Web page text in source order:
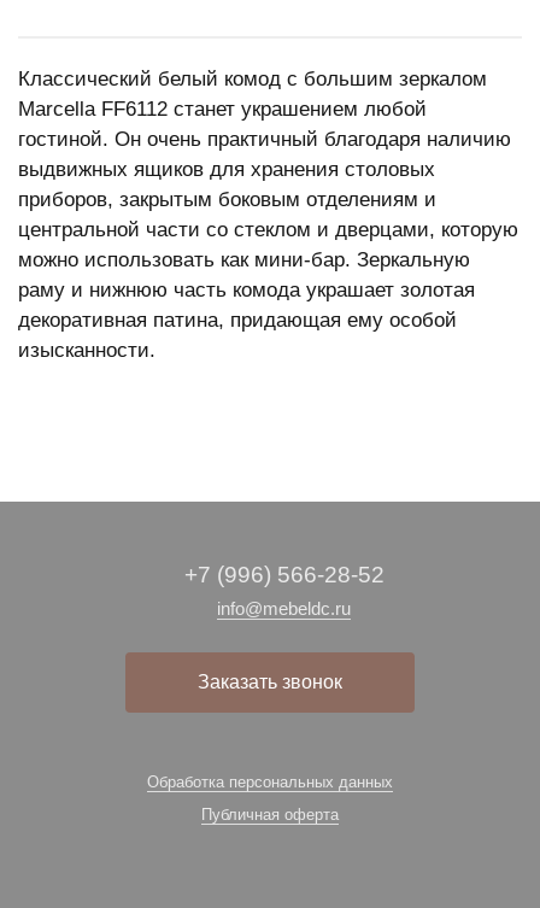
Классический белый комод с большим зеркалом
Marcella FF6112 станет украшением любой
гостиной. Он очень практичный благодаря наличию
выдвижных ящиков для хранения столовых
приборов, закрытым боковым отделениям и
центральной части со стеклом и дверцами, которую
можно использовать как мини-бар. Зеркальную
раму и нижнюю часть комода украшает золотая
декоративная патина, придающая ему особой
изысканности.
+7 (996) 566-28-52
info@mebeldc.ru
Заказать звонок
Обработка персональных данных
Публичная оферта